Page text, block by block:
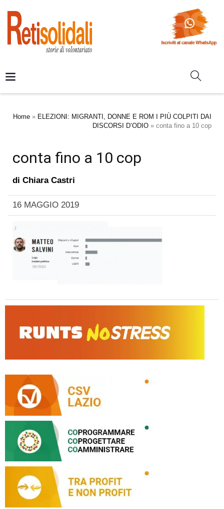
Home » ELEZIONI: MIGRANTI, DONNE E ROM I PIÙ COLPITI DAI
DISCORSI D’ODIO » conta fino a 10 cop
conta fino a 10 cop
di Chiara Castri
16 MAGGIO 2019